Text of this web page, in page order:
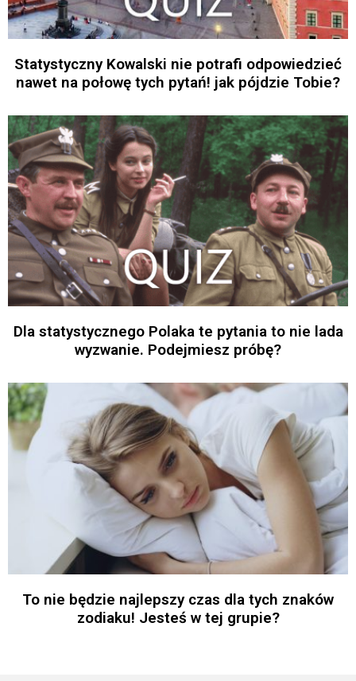
Statystyczny Kowalski nie potrafi odpowiedzieć
nawet na połowę tych pytań! jak pójdzie Tobie?
Dla statystycznego Polaka te pytania to nie lada
wyzwanie. Podejmiesz próbę?
To nie będzie najlepszy czas dla tych znaków
zodiaku! Jesteś w tej grupie?